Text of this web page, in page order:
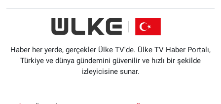
Haber her yerde, gerçekler Ülke TV'de. Ülke TV Haber Portalı,
Türkiye ve dünya gündemini güvenilir ve hızlı bir şekilde
izleyicisine sunar.